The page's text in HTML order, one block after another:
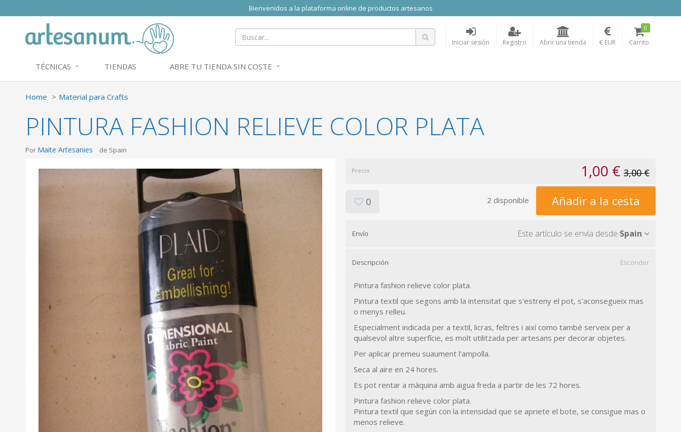
Bienvenidos a la plataforma online de productos artesanos
Iniciar sesión Registro Abrir una tienda € EUR Carrito
0
TÉCNICAS TIENDAS ABRE TU TIENDA SIN COSTE
Home Material para Crafts
PINTURA FASHION RELIEVE COLOR PLATA
Por Maite Artesanies de Spain
Precio 1,00 € 3,00 €
0 2 disponible Añadir a la cesta
Envío Este artículo se envía desde Spain
Descripción Esconder
Pintura fashion relieve color plata.
Pintura textil que segons amb la intensitat que s'estreny el pot, s'aconsegueix mas
o menys relleu.
Especialment indicada per a textil, licras, feltres i així como també serveix per a
qualsevol altre superfície, es molt utilitzada per artesans per decorar objetes.
Per aplicar premeu suaument l'ampolla.
Seca al aire en 24 hores.
Es pot rentar a màquina amb aigua freda a partir de les 72 hores.
Pintura fashion relieve color plata.
Pintura textil que según con la intensidad que se apriete el bote, se consigue mas o
menos relieve.